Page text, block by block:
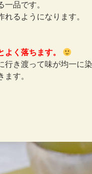
品です。
るようになります。
く落ちます。
行き渡って味が均一に
す。